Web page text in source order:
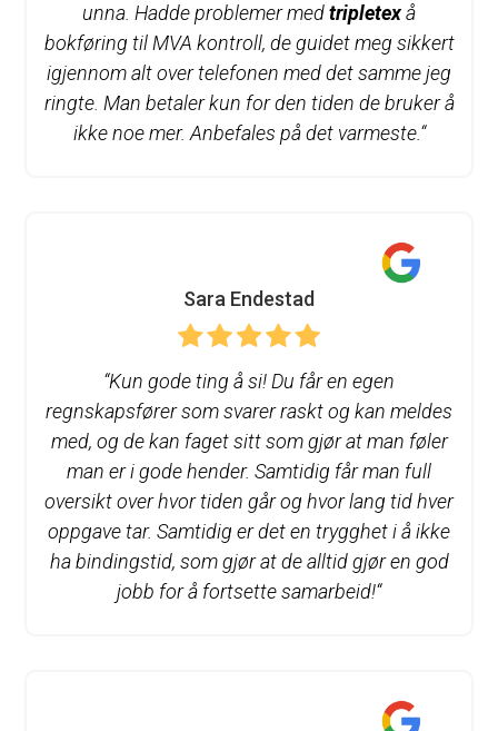
unna. Hadde problemer medtripletexå
bokføring til MVA kontroll, de guidet meg sikkert
igjennom alt over telefonen med det samme jeg
ringte. Man betaler kun for den tiden de bruker å
ikke noe mer. Anbefales på det varmeste.“
Sara Endestad
“Kun gode ting å si! Du får en egen
regnskapsfører som svarer raskt og kan meldes
med, og de kan faget sitt som gjør at man føler
man er i gode hender. Samtidig får man full
oversikt over hvor tiden går og hvor lang tid hver
oppgave tar. Samtidig er det en trygghet i å ikke
ha bindingstid, som gjør at de alltid gjør en god
jobb for å fortsette samarbeid!“